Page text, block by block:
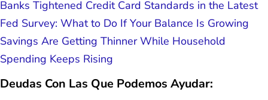
Banks Tightened Credit Card Standards in the Latest
Fed Survey: What to Do If Your Balance Is Growing
Savings Are Getting Thinner While Household
Spending Keeps Rising
Deudas Con Las Que Podemos Ayudar: